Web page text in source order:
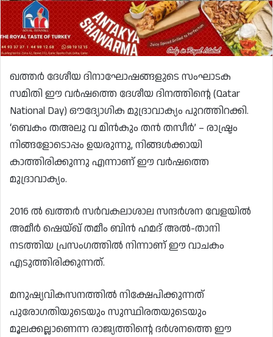
ഖത്തർ ദേശീയ ദിനാഘോഷങ്ങളുടെ സംഘാടക
സമിതി ഈ വർഷത്തെ ദേശീയ ദിനത്തിന്റെ (Qatar
National Day) ഔദ്യോഗിക മുദ്രാവാക്യം പുറത്തിറക്കി.
‘ബെകം തഅലു വ മിൻകും തൻ തസീർ’ – രാഷ്ട്രം
നിങ്ങളോടൊപ്പം ഉയരുന്നു, നിങ്ങൾക്കായി
കാത്തിരിക്കുന്നു എന്നാണ് ഈ വർഷത്തെ
മുദ്രാവാക്യം.
2016 ൽ ഖത്തർ സർവകലാശാല സന്ദർശന വേളയിൽ
അമീർ ഷെയ്ഖ് തമീം ബിൻ ഹമദ് അൽ-താനി
നടത്തിയ പ്രസംഗത്തിൽ നിന്നാണ് ഈ വാചകം
എടുത്തിരിക്കുന്നത്.
മനുഷ്യവികസനത്തിൽ നിക്ഷേപിക്കുന്നത്
പുരോഗതിയുടെയും സുസ്ഥിരതയുടെയും
മൂലക്കല്ലാണെന്ന രാജ്യത്തിന്റെ ദർശനത്തെ ഈ